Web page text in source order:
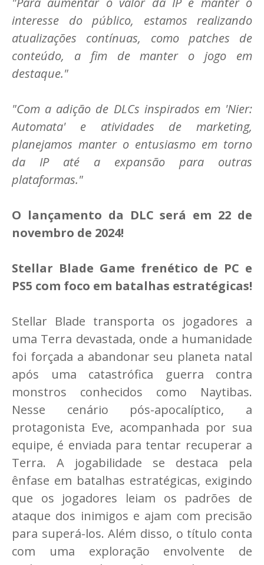
interesse do público, estamos realizando
atualizações contínuas, como patches de
conteúdo, a fim de manter o jogo em
destaque."
"Com a adição de DLCs inspirados em 'Nier:
Automata' e atividades de marketing,
planejamos manter o entusiasmo em torno
da IP até a expansão para outras
plataformas."
O lançamento da DLC será em 22 de
novembro de 2024!
Stellar Blade Game frenético de PC e
PS5 com foco em batalhas estratégicas!
Stellar Blade transporta os jogadores a
uma Terra devastada, onde a humanidade
foi forçada a abandonar seu planeta natal
após uma catastrófica guerra contra
monstros conhecidos como Naytibas.
Nesse cenário pós-apocalíptico, a
protagonista Eve, acompanhada por sua
equipe, é enviada para tentar recuperar a
Terra. A jogabilidade se destaca pela
ênfase em batalhas estratégicas, exigindo
que os jogadores leiam os padrões de
ataque dos inimigos e ajam com precisão
para superá-los. Além disso, o título conta
com uma exploração envolvente de